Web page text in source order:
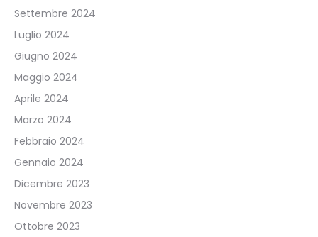
Settembre 2024
Luglio 2024
Giugno 2024
Maggio 2024
Aprile 2024
Marzo 2024
Febbraio 2024
Gennaio 2024
Dicembre 2023
Novembre 2023
Ottobre 2023